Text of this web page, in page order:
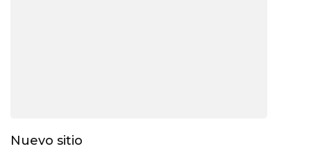
Nuevo sitio